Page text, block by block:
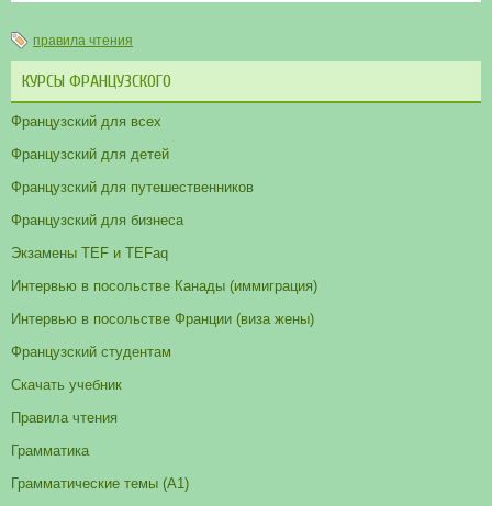
правила чтения
КУРСЫ ФРАНЦУЗСКОГО
Французский для всех
Французский для детей
Французский для путешественников
Французский для бизнеса
Экзамены TEF и TEFaq
Интервью в посольстве Канады (иммиграция)
Интервью в посольстве Франции (виза жены)
Французский студентам
Скачать учебник
Правила чтения
Грамматика
Грамматические темы (A1)